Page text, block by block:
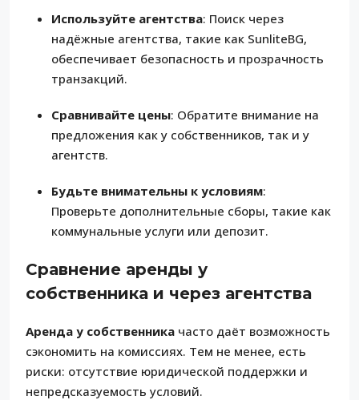
Используйте агентства: Поиск через
надёжные агентства, такие как SunliteBG,
обеспечивает безопасность и прозрачность
транзакций.
Сравнивайте цены: Обратите внимание на
предложения как у собственников, так и у
агентств.
Будьте внимательны к условиям:
Проверьте дополнительные сборы, такие как
коммунальные услуги или депозит.
Сравнение аренды у
собственника и через агентства
Аренда у собственника часто даёт возможность
сэкономить на комиссиях. Тем не менее, есть
риски: отсутствие юридической поддержки и
непредсказуемость условий.